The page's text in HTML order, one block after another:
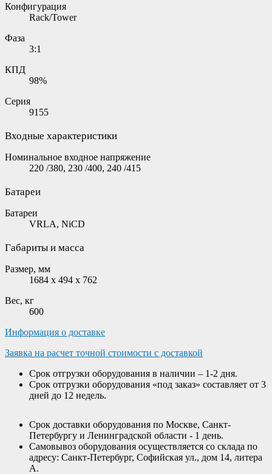
Конфигурация
Rack/Tower
Фаза
3:1
КПД
98%
Серия
9155
Входные характеристики
Номинальное входное напряжение
220 /380, 230 /400, 240 /415
Батареи
Батареи
VRLA, NiCD
Габариты и масса
Размер, мм
1684 х 494 х 762
Вес, кг
600
Информация о доставке
Заявка на расчет точной стоимости с доставкой
Срок отгрузки оборудования в наличии – 1-2 дня.
Срок отгрузки оборудования «под заказ» составляет от 3
дней до 12 недель.
Срок доставки оборудования по Москве, Санкт-
Петербургу и Ленинградской области - 1 день.
Самовывоз оборудования осуществляется со склада по
адресу: Санкт-Петербург, Софийская ул., дом 14, литера
А.